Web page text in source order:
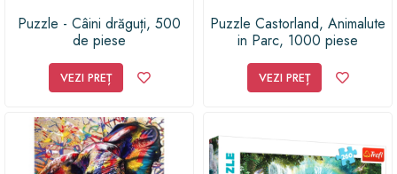
Puzzle - Câini drăguți, 500
de piese
VEZI PREȚ
Puzzle Castorland, Animalute
in Parc, 1000 piese
VEZI PREȚ